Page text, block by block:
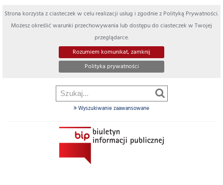
Strona korzysta z ciasteczek w celu realizacji usług i zgodnie z Polityką Prywatności.
Możesz określić warunki przechowywania lub dostępu do ciasteczek w Twojej
przeglądarce.
Rozumiem komunikat, zamknij
Polityka prywatności
Wyszukiwanie zaawansowane